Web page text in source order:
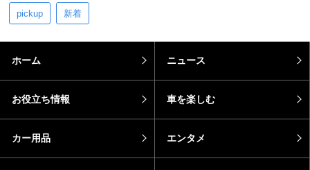
pickup 新着
ホーム ニュース
お役立ち情報 車を楽しむ
カー用品 エンタメ